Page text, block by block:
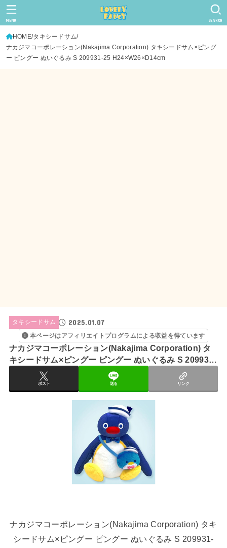
SEARCH
MENU
HOME タキシードサム
ナカジマコーポレーション(Nakajima Corporation) タキシードサム×ピング
ー ピングー ぬいぐるみ S 209931-25 H24×W26×D14cm
タキシードサム 2025.01.07
本ページはアフィリエイトプログラムによる収益を得ています
ナカジマコーポレーション(Nakajima Corporation) タ
キシードサム×ピングー ピングー ぬいぐるみ S 209931-
25 H24×W26×D14cm
ポスト 送る リンク
ナカジマコーポレーション(Nakajima Corporation) タキ
シードサム×ピングー ピングー ぬいぐるみ S 209931-